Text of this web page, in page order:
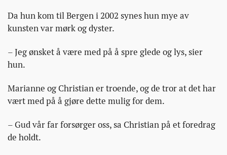
Da hun kom til Bergen i 2002 synes hun mye av
kunsten var mørk og dyster.
– Jeg ønsket å være med på å spre glede og lys, sier
hun.
Marianne og Christian er troende, og de tror at det har
vært med på å gjøre dette mulig for dem.
– Gud vår far forsørger oss, sa Christian på et foredrag
de holdt.